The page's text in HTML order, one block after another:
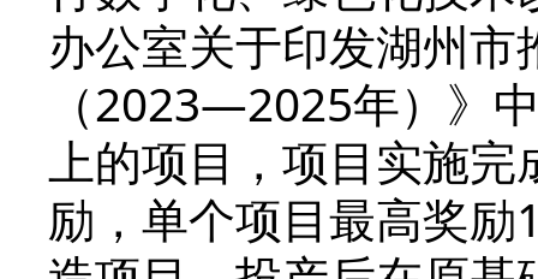
办公室关于印发湖州
（2023—2025年）》
上的项目，项目实施
励，单个项目最高奖励